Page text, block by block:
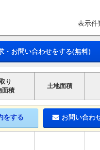
表示件
・お問い合わせをする(無料)
り
面積
土地面積
をする お問い合わ